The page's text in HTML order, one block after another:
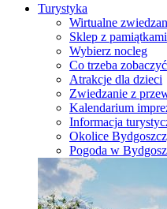
Turystyka
Wirtualne
Sklep z pamiątkami
Wybierz nocleg
Co trzeba zobaczyć
Atrakcje dla dzieci
Zwiedzanie z
Kalendarium
Informacja
Okolice
Pogoda w